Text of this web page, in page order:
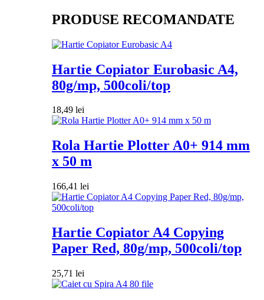
PRODUSE RECOMANDATE
Hartie Copiator Eurobasic A4,
80g/mp, 500coli/top
18,49 lei
Rola Hartie Plotter A0+ 914 mm
x 50 m
166,41 lei
Hartie Copiator A4 Copying
Paper Red, 80g/mp, 500coli/top
25,71 lei